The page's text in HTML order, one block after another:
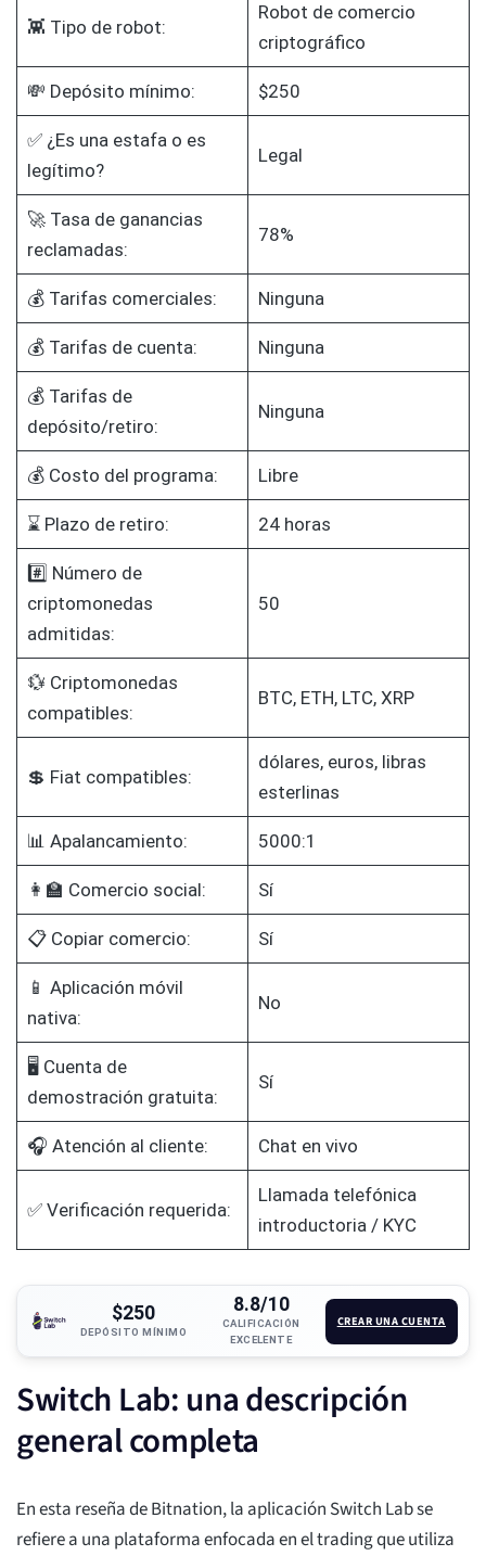
👾 Tipo de robot:
Robot de comercio
criptográfico
💸 Depósito mínimo: $250
✅ ¿Es una estafa o es
legítimo?
Legal
🚀 Tasa de ganancias
reclamadas:
78%
💰 Tarifas comerciales: Ninguna
💰 Tarifas de cuenta: Ninguna
💰 Tarifas de
depósito/retiro:
Ninguna
💰 Costo del programa: Libre
⌛ Plazo de retiro: 24 horas
#️⃣ Número de
criptomonedas
admitidas:
50
💱 Criptomonedas
compatibles:
BTC, ETH, LTC, XRP
💲 Fiat compatibles:
dólares, euros, libras
esterlinas
📊 Apalancamiento: 5000:1
👩‍🏫 Comercio social: Sí
📋 Copiar comercio: Sí
📱 Aplicación móvil
nativa:
No
🖥️ Cuenta de
demostración gratuita:
Sí
🎧 Atención al cliente: Chat en vivo
✅ Verificación requerida:
Llamada telefónica
introductoria / KYC
$250
DEPÓSITO MÍNIMO
8.8/10
CALIFICACIÓN
EXCELENTE
CREAR UNA CUENTA
Switch Lab: una descripción
general completa
En esta reseña de Bitnation, la aplicación Switch Lab se
refiere a una plataforma enfocada en el trading que utiliza